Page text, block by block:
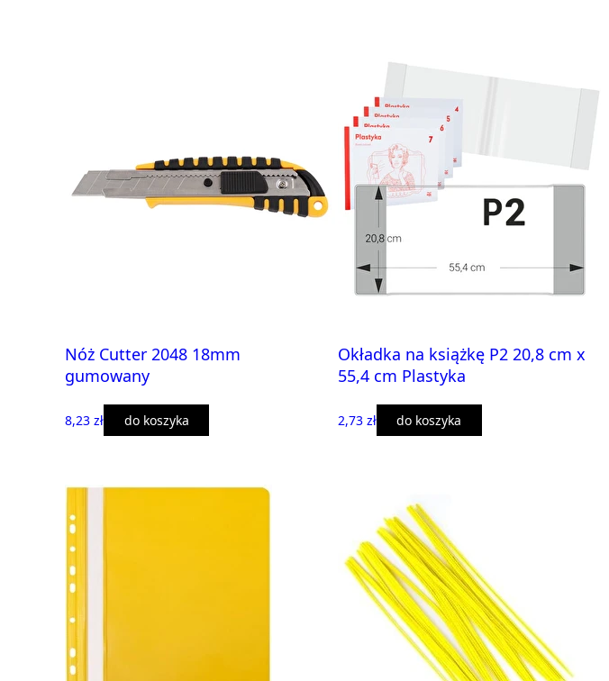
Nóż Cutter 2048 18mm
gumowany
8,23 zł do koszyka
Okładka na książkę P2 20,8 cm x
55,4 cm Plastyka
2,73 zł do koszyka